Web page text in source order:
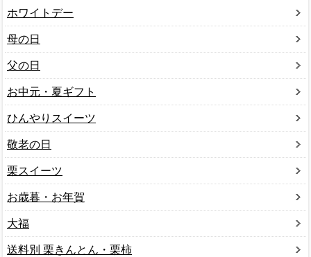
ホワイトデー
母の日
父の日
お中元・夏ギフト
ひんやりスイーツ
敬老の日
栗スイーツ
お歳暮・お年賀
大福
送料別 栗きんとん・栗柿